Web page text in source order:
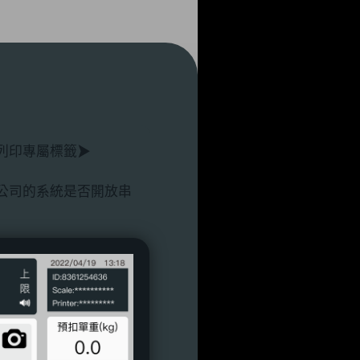
印專屬標籤
司的系統是否開放串